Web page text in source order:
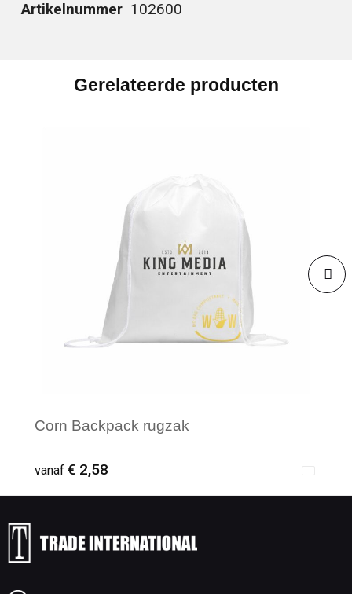
Artikelnummer 102600
Gerelateerde producten
Corn Backpack rugzak
vanaf € 2,58
Minimale afname: 1